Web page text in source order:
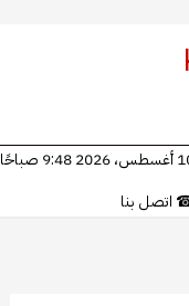
9:48 صباحًا
اتصل بنا